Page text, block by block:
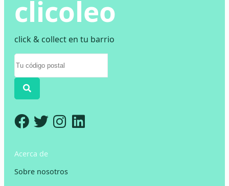
clicoleo
click & collect en tu barrio
Acerca de
Sobre nosotros